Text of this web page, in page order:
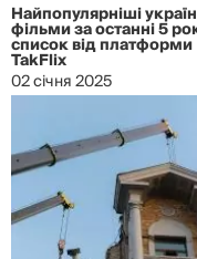
Найпопулярніші
фільми за останні 5
список від платформи
TakFlix
02 січня 2025